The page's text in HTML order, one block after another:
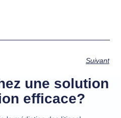
Suivant
une solution
efficace?